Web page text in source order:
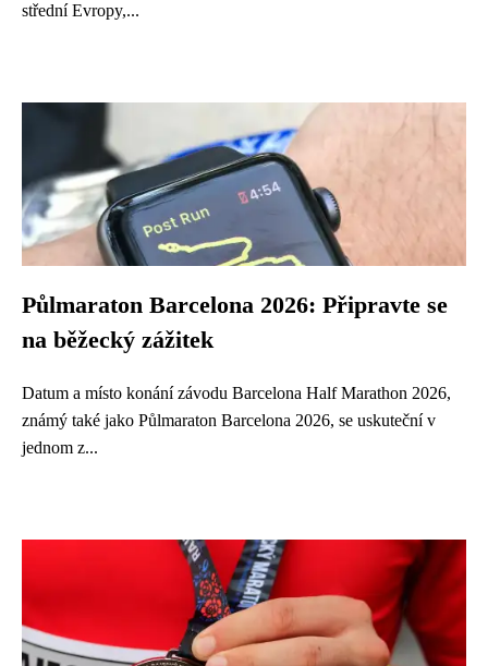
střední Evropy,...
Půlmaraton Barcelona 2026: Připravte se
na běžecký zážitek
Datum a místo konání závodu Barcelona Half Marathon 2026,
známý také jako Půlmaraton Barcelona 2026, se uskuteční v
jednom z...